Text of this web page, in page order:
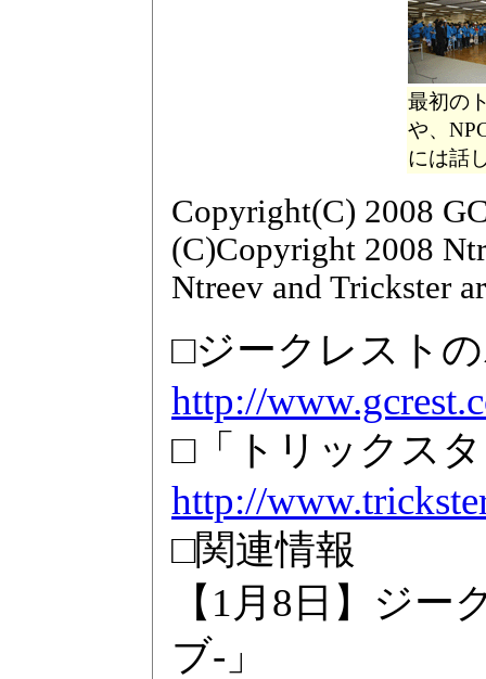
最初の
や、
には話
Copyright(C) 2008
(C)Copyright 2008
Ntreev and Trickster
□ジークレスト
http://
□「トリックス
http://
□関連情報
【1月8日】ジ
ブ-」